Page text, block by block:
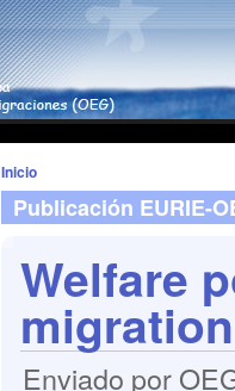
Inicio
Publicación EURIE-
Welfare
migration
Enviado por